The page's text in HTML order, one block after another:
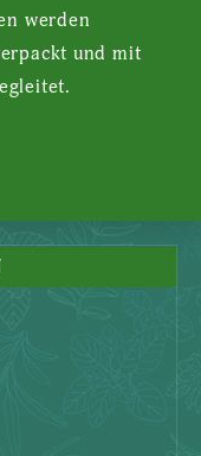
werden
und mit